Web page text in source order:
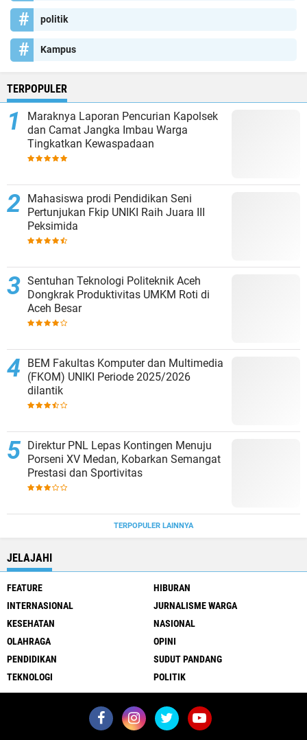
politik
Kampus
TERPOPULER
Maraknya Laporan Pencurian Kapolsek
dan Camat Jangka Imbau Warga
Tingkatkan Kewaspadaan
Mahasiswa prodi Pendidikan Seni
Pertunjukan Fkip UNIKI Raih Juara III
Peksimida
Sentuhan Teknologi Politeknik Aceh
Dongkrak Produktivitas UMKM Roti di
Aceh Besar
BEM Fakultas Komputer dan Multimedia
(FKOM) UNIKI Periode 2025/2026
dilantik
Direktur PNL Lepas Kontingen Menuju
Porseni XV Medan, Kobarkan Semangat
Prestasi dan Sportivitas
TERPOPULER LAINNYA
JELAJAHI
FEATURE
HIBURAN
INTERNASIONAL
JURNALISME WARGA
KESEHATAN
NASIONAL
OLAHRAGA
OPINI
PENDIDIKAN
SUDUT PANDANG
TEKNOLOGI
POLITIK